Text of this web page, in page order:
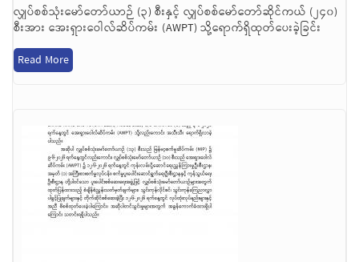
လျှပ်စစ်သုံးမော်တော်ယာဉ် (၃) စီးနှင့် လျှပ်စစ်မော်တော်ဆိုင်ကယ် (၂၄၀)
စီးအား အေးရှားဝေါလ်ဆိပ်ကမ်း (AWPT) သို့ရောက်ရှိထုတ်ပေးခဲ့ခြင်း
Read More